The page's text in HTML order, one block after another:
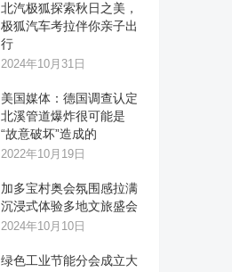
​北汽极狐探索秋日之美，
极狐汽车考拉伴你亲子出
行
2024年10月31日
美国媒体：德国调查认定
北溪管道爆炸很可能是
“故意破坏”造成的
2022年10月19日
加多宝村奥会氛围感拉满
沉浸式体验多地文旅盛会
2024年10月10日
绿色工业节能分会成立大